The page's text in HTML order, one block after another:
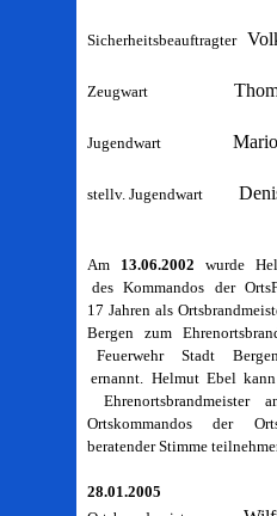
Sicherheitsbeauftragter
Zeugwart
Jugendwart
stellv. Jugendwart
Am 13.06.2002 wurde
des Kommandos der
17 Jahren als
Bergen zum
Feuerwehr Stadt
ernannt. Helmut Ebel
Ehrenortsbrandmeister
Ortskommandos der
beratender Stimme
28.01.2005